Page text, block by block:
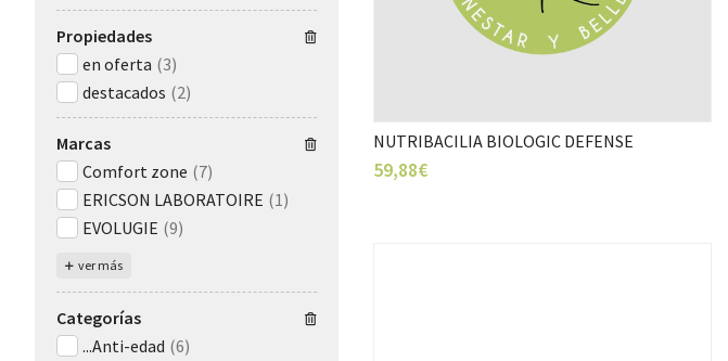
NUTRIBACILIA BIOLOGIC DEFENSE
59,88€
Propiedades
en oferta (3)
destacados (2)
Marcas
Comfort zone (7)
ERICSON LABORATOIRE (1)
EVOLUGIE (9)
ver más
Categorías
...Anti-edad (6)